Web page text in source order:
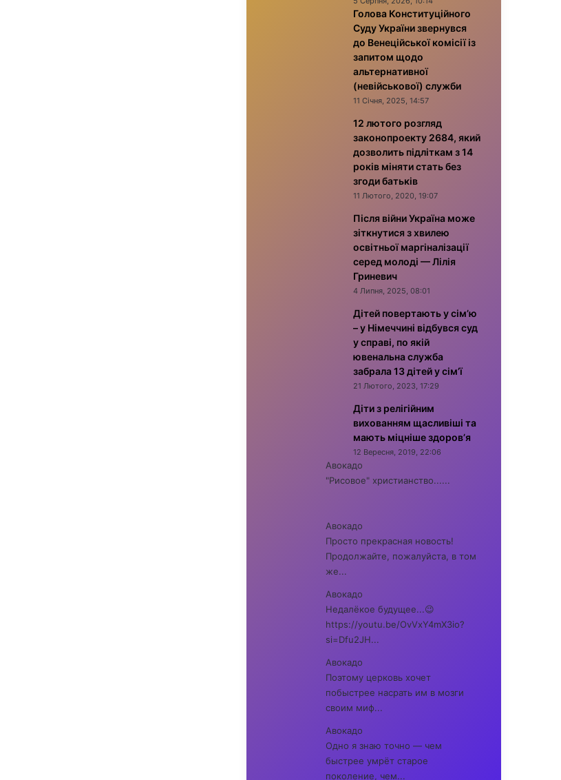
Голова Конституційного
Суду України звернувся
до Венеційської комісії із
запитом щодо
альтернативної
(невійськової) служби
11 Січня, 2025, 14:57
12 лютого розгляд
законопроекту 2684, який
дозволить підліткам з 14
років міняти стать без
згоди батьків
11 Лютого, 2020, 19:07
Після війни Україна може
зіткнутися з хвилею
освітньої маргіналізації
серед молоді — Лілія
Гриневич
4 Липня, 2025, 08:01
Дітей повертають у сім’ю
– у Німеччині відбувся суд
у справі, по якій
ювенальна служба
забрала 13 дітей у сім’ї
21 Лютого, 2023, 17:29
Діти з релігійним
вихованням щасливіші та
мають міцніше здоров’я
12 Вересня, 2019, 22:06
Авокадо
"Рисовое" христианство......
Авокадо
Просто прекрасная новость!
Продолжайте, пожалуйста, в том
же...
Авокадо
Недалёкое будущее...😉
https://youtu.be/OvVxY4mX3io?
si=Dfu2JH...
Авокадо
Поэтому церковь хочет
побыстрее насрать им в мозги
своим миф...
Авокадо
Одно я знаю точно — чем
быстрее умрёт старое
поколение, чем...